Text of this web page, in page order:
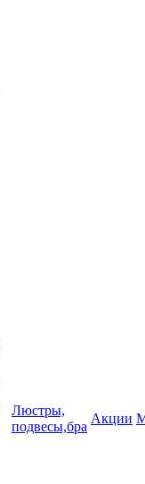
Люстры,
подвесы,бра
Акции